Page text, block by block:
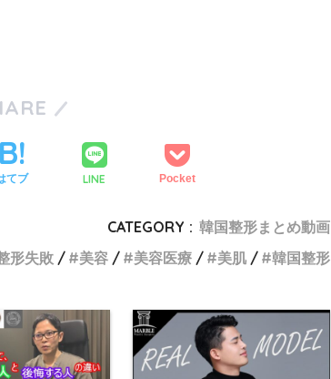
てブ LINE Pocket
CATEGORY : 韓国整形まとめ動画
形失敗 美容 美容医療 美肌 韓国整形